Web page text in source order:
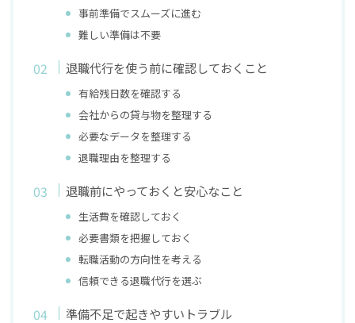
事前準備でスムーズに進む
難しい準備は不要
退職代行を使う前に確認しておくこと
有給残日数を確認する
会社からの貸与物を整理する
必要なデータを整理する
退職理由を整理する
退職前にやっておくと安心なこと
生活費を確認しておく
必要書類を把握しておく
転職活動の方向性を考える
信頼できる退職代行を選ぶ
準備不足で起きやすいトラブル